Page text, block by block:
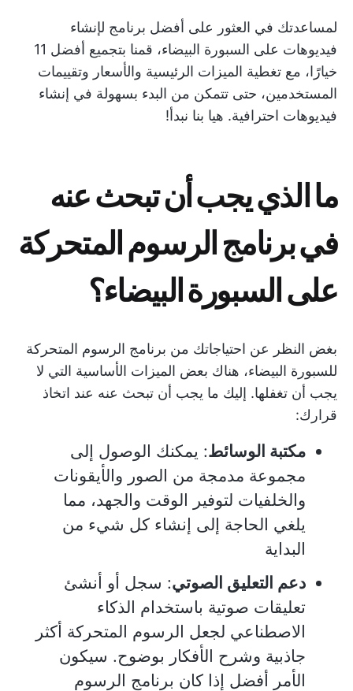
لمساعدتك في العثور على أفضل برنامج لإنشاء
فيديوهات على السبورة البيضاء، قمنا بتجميع أفضل 11
خيارًا، مع تغطية الميزات الرئيسية والأسعار وتقييمات
المستخدمين، حتى تتمكن من البدء بسهولة في إنشاء
فيديوهات احترافية. هيا بنا نبدأ!
ما الذي يجب أن تبحث عنه
في برنامج الرسوم المتحركة
على السبورة البيضاء؟
بغض النظر عن احتياجاتك من برنامج الرسوم المتحركة
للسبورة البيضاء، هناك بعض الميزات الأساسية التي لا
يجب أن تغفلها. إليك ما يجب أن تبحث عنه عند اتخاذ
قرارك:
مكتبة الوسائط: يمكنك الوصول إلى
مجموعة مدمجة من الصور والأيقونات
والخلفيات لتوفير الوقت والجهد، مما
يلغي الحاجة إلى إنشاء كل شيء من
البداية
دعم التعليق الصوتي: سجل أو أنشئ
تعليقات صوتية باستخدام الذكاء
الاصطناعي لجعل الرسوم المتحركة أكثر
جاذبية وشرح الأفكار بوضوح. سيكون
الأمر أفضل إذا كان برنامج الرسوم